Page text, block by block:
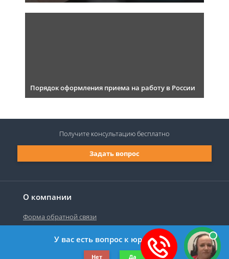
Порядок оформления приема на работу в России
О компании
Форма обратной связи
©2019-2026 Все права защищены.
Задать вопрос
Получите консультациюбесплатно
У вас есть вопрос к юристу?
Нет Да